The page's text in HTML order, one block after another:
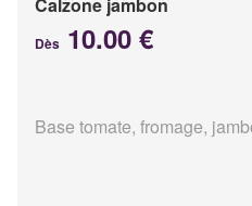
Dès 10.00 €
Base tomate, fromage,